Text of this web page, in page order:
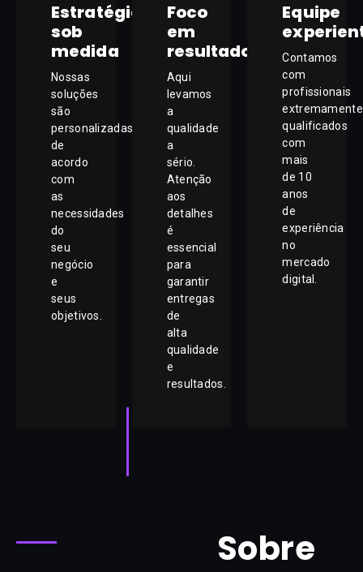
Estratégias
sob
medida
Nossas
soluções
são
personalizadas
de
acordo
com
as
necessidades
do
seu
negócio
e
seus
objetivos.
Foco
em
resultados
Aqui
levamos
a
qualidade
a
sério.
Atenção
aos
detalhes
é
essencial
para
garantir
entregas
de
alta
qualidade
e
resultados.
Equipe
Contamos
com
profissionais
extremamente
qualificados
com
mais
de 10
anos
de
experiência
no
mercado
digital.
Sobre